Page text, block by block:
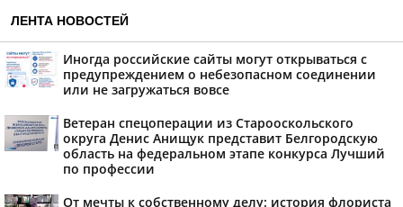
ЛЕНТА НОВОСТЕЙ
Иногда российские сайты могут открываться с
предупреждением о небезопасном соединении
или не загружаться вовсе
Ветеран спецоперации из Старооскольского
округа Денис Анищук представит Белгородскую
область на федеральном этапе конкурса Лучший
по профессии
От мечты к собственному делу: история флориста